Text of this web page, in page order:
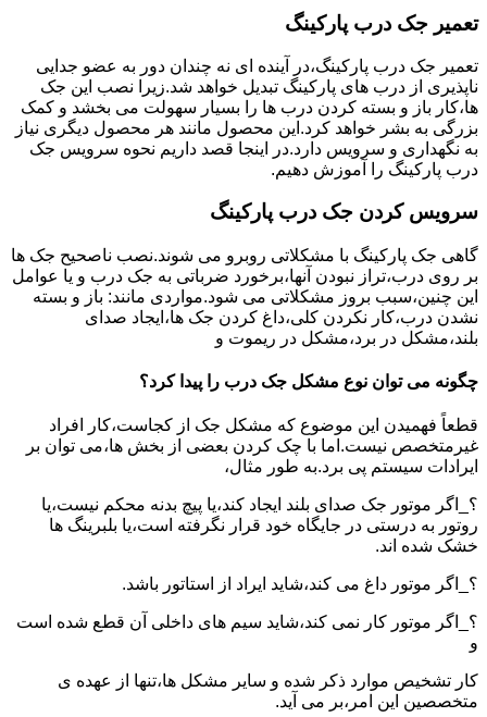
تعمیر جک درب پارکینگ
تعمیر جک درب پارکینگ،در آینده ای نه چندان دور به عضو جدایی
ناپذیری از درب های پارکینگ تبدیل خواهد شد.زیرا نصب این جک
ها،کار باز و بسته کردن درب ها را بسیار سهولت می بخشد و کمک
بزرگی به بشر خواهد کرد.این محصول مانند هر محصول دیگری نیاز
به نگهداری و سرویس دارد.در اینجا قصد داریم نحوه سرویس جک
درب پارکینگ را آموزش دهیم.
سرویس کردن جک درب پارکینگ
گاهی جک پارکینگ با مشکلاتی روبرو می شوند.نصب ناصحیح جک ها
بر روی درب،تراز نبودن آنها،برخورد ضرباتی به جک درب و یا عوامل
این چنین،سبب بروز مشکلاتی می شود.مواردی مانند: باز و بسته
نشدن درب،کار نکردن کلی،داغ کردن جک ها،ایجاد صدای
بلند،مشکل در برد،مشکل در ریموت و
چگونه می توان نوع مشکل جک درب را پیدا کرد؟
قطعاً فهمیدن این موضوع که مشکل جک از کجاست،کار افراد
غیرمتخصص نیست.اما با چک کردن بعضی از بخش ها،می توان بر
ایرادات سیستم پی برد.به طور مثال،
؟_اگر موتور جک صدای بلند ایجاد کند،یا پیچ بدنه محکم نیست،یا
روتور به درستی در جایگاه خود قرار نگرفته است،یا بلبرینگ ها
خشک شده اند.
؟_اگر موتور داغ می کند،شاید ایراد از استاتور باشد.
؟_اگر موتور کار نمی کند،شاید سیم های داخلی آن قطع شده است
و
کار تشخیص موارد ذکر شده و سایر مشکل ها،تنها از عهده ی
متخصصین این امر،بر می آید.